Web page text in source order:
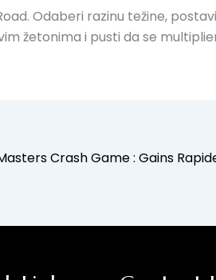
Odaberi razinu težine,
žetonima i pusti da se